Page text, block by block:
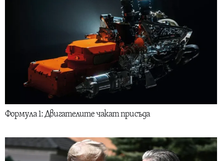
Формула 1: Двигателите чакат присъда